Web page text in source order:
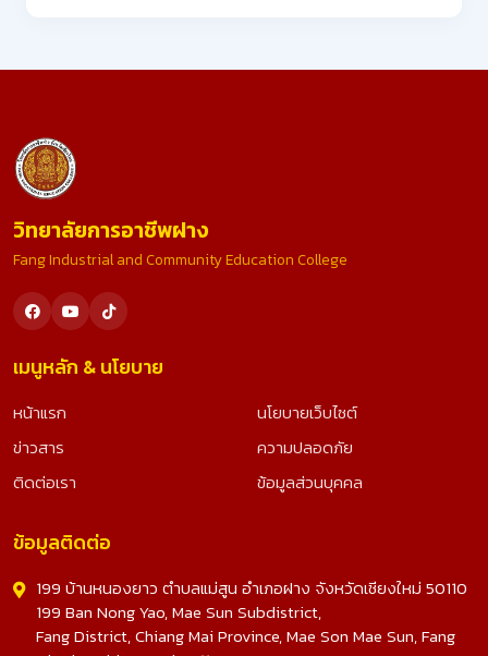
วิทยาลัยการอาชีพฝาง
Fang Industrial and Community Education College
เมนูหลัก & นโยบาย
หน้าแรก
ข่าวสาร
ติดต่อเรา
นโยบายเว็บไซต์
ความปลอดภัย
ข้อมูลส่วนบุคคล
ข้อมูลติดต่อ
199 บ้านหนองยาว ตำบลแม่สูน อำเภอฝาง จังหวัดเชียงใหม่ 50110
199 Ban Nong Yao, Mae Sun Subdistrict,
Fang District, Chiang Mai Province, Mae Son Mae Sun, Fang